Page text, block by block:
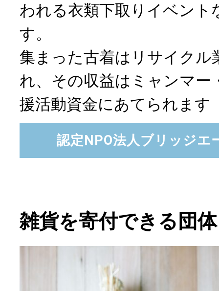
われる衣類下取りイベント
す。
集まった古着はリサイクル
れ、その収益はミャンマー
援活動資金にあてられます
認定NPO法人ブリッジエ
雑貨を寄付できる団体